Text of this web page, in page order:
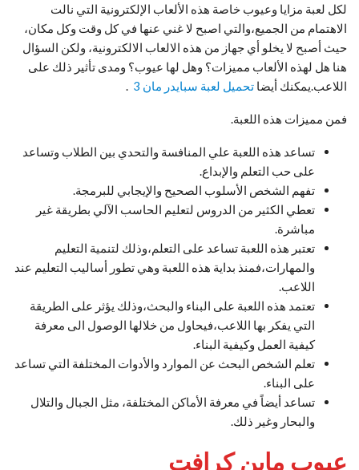
لكل لعبة مزايا وعيوب خاصة هذه الألعاب الإلكترونية التي نالت
الاهتمام من الجميع،والتي اصبح لا غني عنها في كل وقت وكل مكان،
حيث أصبح لا يخلو أي جهاز من هذه الالعاب الالكترونية، ولكن السؤال
هنا هل لهذه الألعاب مميزات؟ وهل لها عيوب؟ ومدى تأثير ذلك على
اللاعب.يمكنك أيضا تحميل لعبة سبايدر مان 3 .
فمن مميزات هذه اللعبة.
تساعد هذه اللعبة علي المنافسة والتحدي بين الطلاب وتساعد
على حب التعلم والإبداع.
تفهم الشخص الأسلوب الصحيح والإيجابي للبرمجة.
تعطي الكثير من الدروس لتعليم الحاسب الآلي بطريقة غير
مباشرة.
تعتبر هذه اللعبة تساعد على التعلم،وذلك لتنمية التعليم
والمهارات،فمنذ بداية هذه اللعبة وهي تطور أساليب التعليم عند
اللاعب.
تعتمد هذه اللعبة على البناء والبحث،وذلك يؤثر على الطريقة
التي يفكر بها اللاعب،فيحاول من خلالها الوصول الى معرفة
كيفية العمل وكيفية البناء.
تعلم الشخص البحث عن الموارد والأدوات المختلفة التي تساعد
على البناء.
تساعد أيضاً في معرفة الأماكن المختلفة، مثل الجبال والتلال
والبحار وغير ذلك.
عيوب ماين كرافت